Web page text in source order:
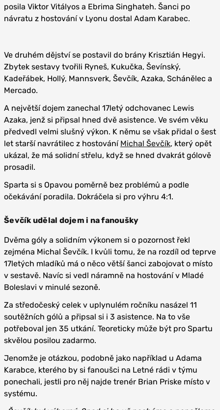
posila Viktor Vitályos a Ebrima Singhateh. Šanci po
návratu z hostování v Lyonu dostal Adam Karabec.
Ve druhém dějství se postavil do brány Krisztián Hegyi.
Zbytek sestavy tvořili Ryneš, Kukučka, Ševínský,
Kadeřábek, Hollý, Mannsverk, Ševčík, Azaka, Schánělec a
Mercado.
A největší dojem zanechal 17letý odchovanec Lewis
Azaka, jenž si připsal hned dvě asistence. Ve svém věku
předvedl velmi slušný výkon. K němu se však přidal o šest
let starší navrátilec z hostování Michal Ševčík, který opět
ukázal, že má solidní střelu, když se hned dvakrát gólově
prosadil.
Sparta si s Opavou poměrně bez problémů a podle
očekávání poradila. Dokráčela si pro výhru 4:1.
Ševčík udělal dojem i na fanoušky
Dvěma góly a solidním výkonem si o pozornost řekl
zejména Michal Ševčík. I kvůli tomu, že na rozdíl od teprve
17letých mladíků má o něco větší šanci zabojovat o místo
v sestavě. Navíc si vedl náramně na hostování v Mladé
Boleslavi v minulé sezoně.
Za středočeský celek v uplynulém ročníku nasázel 11
soutěžních gólů a připsal si i 3 asistence. Na to vše
potřeboval jen 35 utkání. Teoreticky může být pro Spartu
skvělou posilou zadarmo.
Jenomže je otázkou, podobně jako například u Adama
Karabce, kterého by si fanoušci na Letné rádi v týmu
ponechali, jestli pro něj najde trenér Brian Priske místo v
systému.